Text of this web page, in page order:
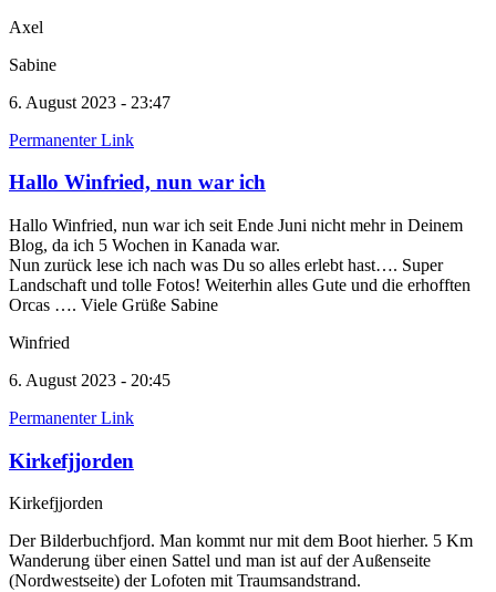
Axel
Sabine
6. August 2023 - 23:47
Permanenter Link
Hallo Winfried, nun war ich
Hallo Winfried, nun war ich seit Ende Juni nicht mehr in Deinem
Blog, da ich 5 Wochen in Kanada war.
Nun zurück lese ich nach was Du so alles erlebt hast…. Super
Landschaft und tolle Fotos! Weiterhin alles Gute und die erhofften
Orcas …. Viele Grüße Sabine
Winfried
6. August 2023 - 20:45
Permanenter Link
Kirkefjjorden
Kirkefjjorden
Der Bilderbuchfjord. Man kommt nur mit dem Boot hierher. 5 Km
Wanderung über einen Sattel und man ist auf der Außenseite
(Nordwestseite) der Lofoten mit Traumsandstrand.